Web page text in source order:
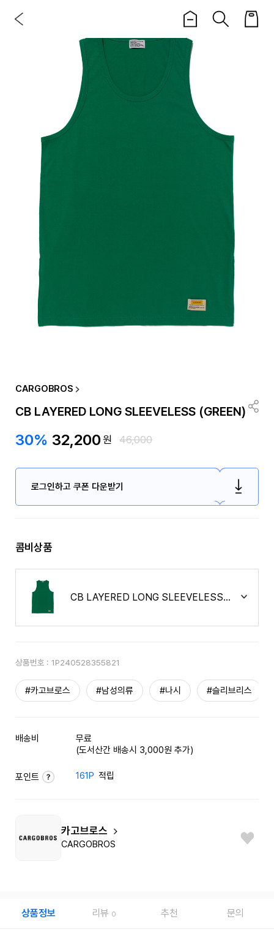
CARGOBROS
CB LAYERED LONG SLEEVELESS (GREEN)
30% 32,200원 46,000
로그인하고 쿠폰 다운받기
콤비상품
CB LAYERED LONG SLEEVELESS (GREEN)
상품번호 : 1P240528355821
#카고브로스 #남성의류 #나시 #슬리브리스
배송비
무료
(도서산간 배송시 3,000원 추가)
포인트 161P 적립
카고브로스
CARGOBROS
상품정보 리뷰 0 추천 문의